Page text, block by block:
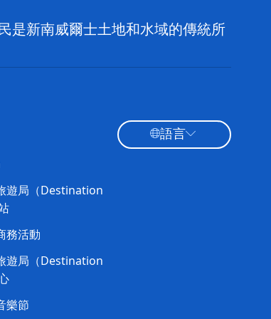
是新南威爾士土地和水域的傳統所
遊局（Destination
務活動
遊局（Destination
樂節
語言